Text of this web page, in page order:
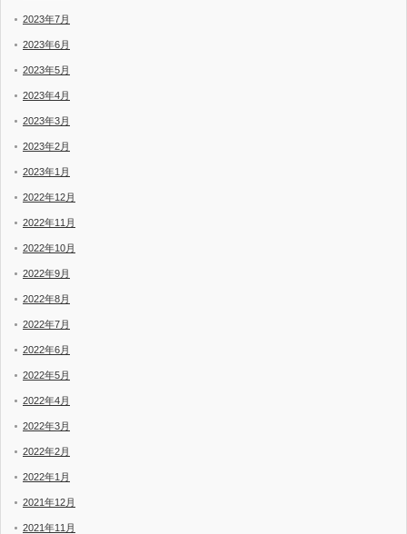
2023年7月
2023年6月
2023年5月
2023年4月
2023年3月
2023年2月
2023年1月
2022年12月
2022年11月
2022年10月
2022年9月
2022年8月
2022年7月
2022年6月
2022年5月
2022年4月
2022年3月
2022年2月
2022年1月
2021年12月
2021年11月